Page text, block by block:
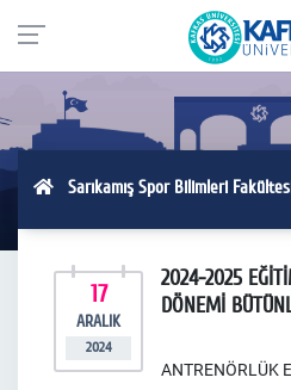
Sarıkamış Spor Bilimleri
17
ARALIK
2024
2024-2025
DÖNEMİ
ANTRENÖRLÜK